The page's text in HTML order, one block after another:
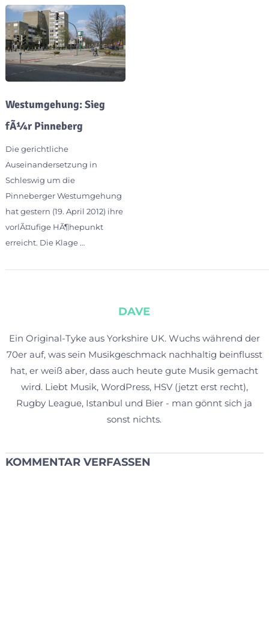
Westumgehung: Sieg
fÃ¼r Pinneberg
Die gerichtliche
Auseinandersetzung in
Schleswig um die
Pinneberger Westumgehung
hat gestern (19. April 2012) ihre
vorlÃ¤ufige HÃ¶hepunkt
erreicht. Die Klage …
DAVE
Ein Original-Tyke aus Yorkshire UK. Wuchs während der
70er auf, was sein Musikgeschmack nachhaltig beinflusst
hat, er weiß aber, dass auch heute gute Musik gemacht
wird. Liebt Musik, WordPress, HSV (jetzt erst recht),
Rugby League, Istanbul und Bier - man gönnt sich ja
sonst nichts.
KOMMENTAR VERFASSEN